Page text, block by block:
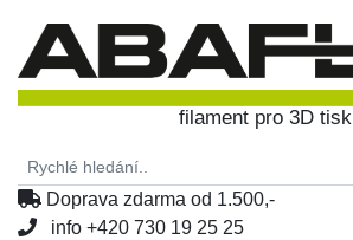
filament pro 3D tisk
Doprava zdarma od 1.500,-
info +420 730 19 25 25